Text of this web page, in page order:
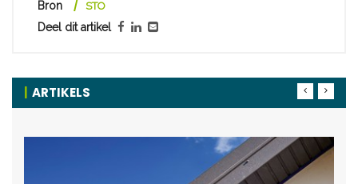
Bron STO
Deel dit artikel
ARTIKELS